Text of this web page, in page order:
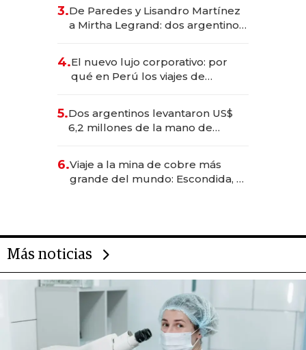
las marcas "fast premium"
3.De Paredes y Lisandro Martínez
a Mirtha Legrand: dos argentinos
4.El nuevo lujo corporativo: por
qué en Perú los viajes de
transformadoras
5.Dos argentinos levantaron US$
6,2 millones de la mano de
6.Viaje a la mina de cobre más
grande del mundo: Escondida, el
Más noticias